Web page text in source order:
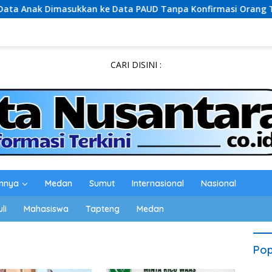
ke Data PAUD Tanpa Konfirmasi Orang Tua,
CARI DISINI :
Medan Sumut Internasional Nasional
Mahasiswa Tapteng Medan